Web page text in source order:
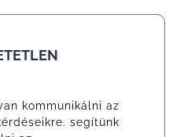
kommunikálni az
segítünk